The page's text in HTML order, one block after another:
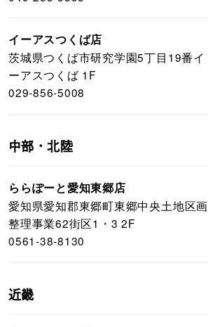
イーアスつくば店
茨城県つくば市研究学園5丁目19番イ
ーアスつくば 1F
029-856-5008
中部・北陸
ららぽーと愛知東郷店
愛知県愛知郡東郷町東郷中央土地区画
整理事業62街区1・3 2F
0561-38-8130
近畿